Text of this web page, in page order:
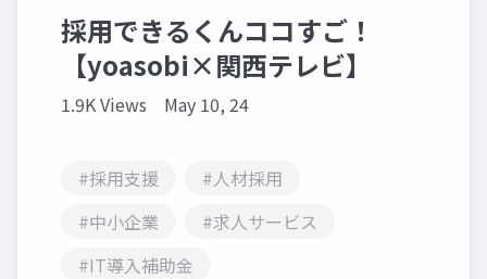
採用できるくんココすご！
【yoasobi×関西テレビ】
1.9K Views May 10, 24
#採用支援
#人材採用
#中小企業
#求人サービス
#IT導入補助金